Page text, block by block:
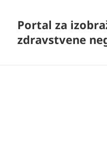
Portal za
zdravstvene